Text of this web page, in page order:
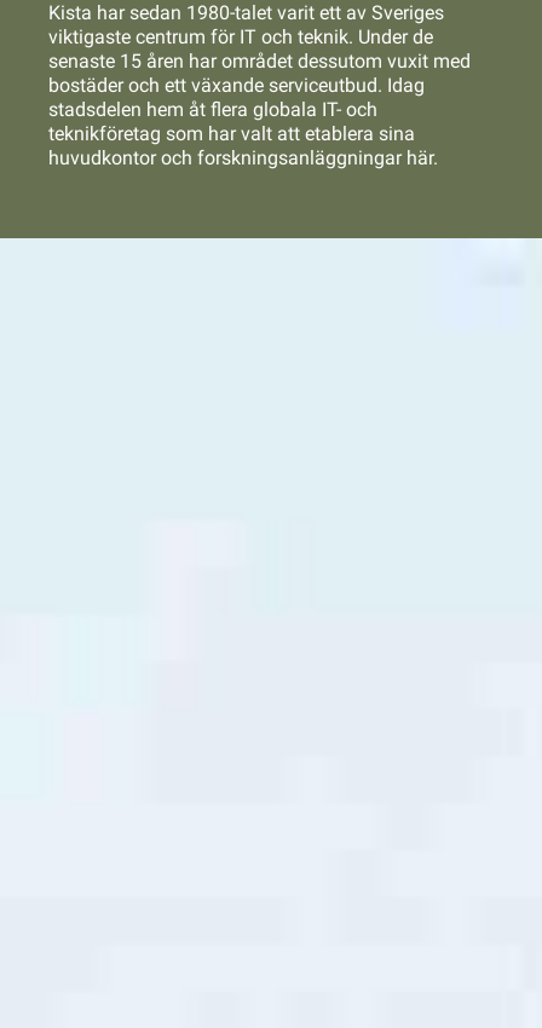
Kista har sedan 1980-talet varit ett av Sveriges
viktigaste centrum för IT och teknik. Under de
senaste 15 åren har området dessutom vuxit med
bostäder och ett växande serviceutbud. Idag
stadsdelen hem åt flera globala IT- och
teknikföretag som har valt att etablera sina
huvudkontor och forskningsanläggningar här.